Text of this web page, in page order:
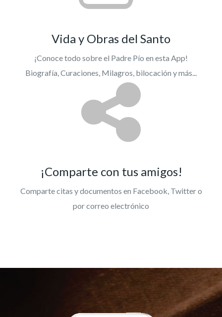
Vida y Obras del Santo
¡Conoce todo sobre el Padre Pío en esta App!
Biografía, Curaciones, Milagros, bilocación y más...
¡Comparte con tus amigos!
Comparte citas y documentos en Facebook, Twitter o
por correo electrónico